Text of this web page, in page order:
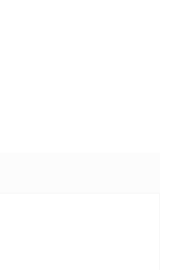
z 5 hvězdiček.